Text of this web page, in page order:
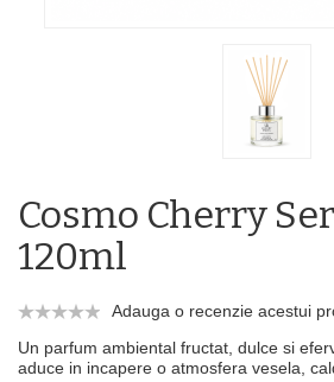
Cosmo Cherry
120ml
Adauga o recenzie acestui
Un parfum ambiental fructat, dulce si
aduce in incapere o atmosfera vesela,